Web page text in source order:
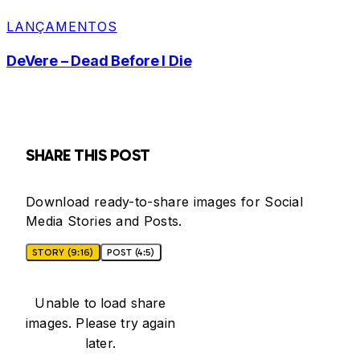
LANÇAMENTOS
DeVere – Dead Before I Die
SHARE THIS POST
Download ready-to-share images for Social
Media Stories and Posts.
STORY (9:16) POST (4:5)
Unable to load share
images. Please try again
later.